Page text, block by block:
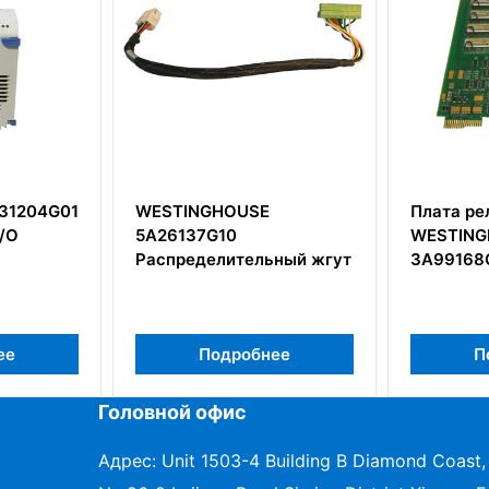
жгут
Плата релейного выхода
WESTINGHOUSE
3A99168G01
Подробнее
с 8-
Головной офис
Адрес: Unit 1503-4 Building B Diamond Coast,